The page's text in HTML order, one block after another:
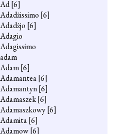
Ad[6]
Adadżissimo [6]
Adadżjo [6]
Adagio
Adagissimo
adam
Adam[6]
Adamantea[6]
Adamantyn[6]
Adamaszek[6]
Adamaszkowy[6]
Adamita[6]
Adamow[6]